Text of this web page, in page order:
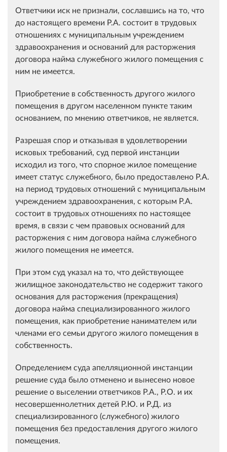
Ответчики иск не признали, сославшись на то, что
до настоящего времени Р.А. состоит в трудовых
отношениях с муниципальным учреждением
здравоохранения и оснований для расторжения
договора найма служебного жилого помещения с
ним не имеется.
Приобретение в собственность другого жилого
помещения в другом населенном пункте таким
основанием, по мнению ответчиков, не является.
Разрешая спор и отказывая в удовлетворении
исковых требований, суд первой инстанции
исходил из того, что спорное жилое помещение
имеет статус служебного, было предоставлено Р.А.
на период трудовых отношений с муниципальным
учреждением здравоохранения, с которым Р.А.
состоит в трудовых отношениях по настоящее
время, в связи с чем правовых оснований для
расторжения с ним договора найма служебного
жилого помещения не имеется.
При этом суд указал на то, что действующее
жилищное законодательство не содержит такого
основания для расторжения (прекращения)
договора найма специализированного жилого
помещения, как приобретение нанимателем или
членами его семьи другого жилого помещения в
собственность.
Определением суда апелляционной инстанции
решение суда было отменено и вынесено новое
решение о выселении ответчиков Р.А., Р.О. и их
несовершеннолетних детей Р.Ю. и Р.Д. из
специализированного (служебного) жилого
помещения без предоставления другого жилого
помещения.